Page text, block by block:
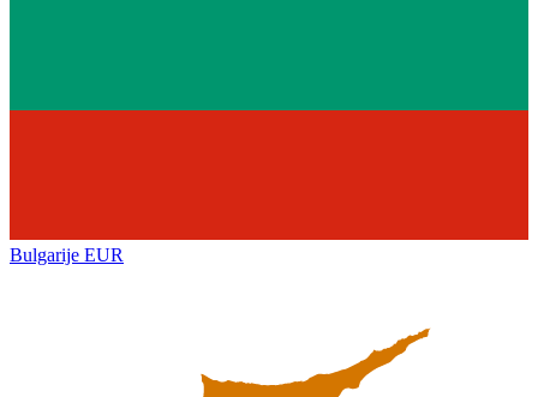
Bulgarije EUR